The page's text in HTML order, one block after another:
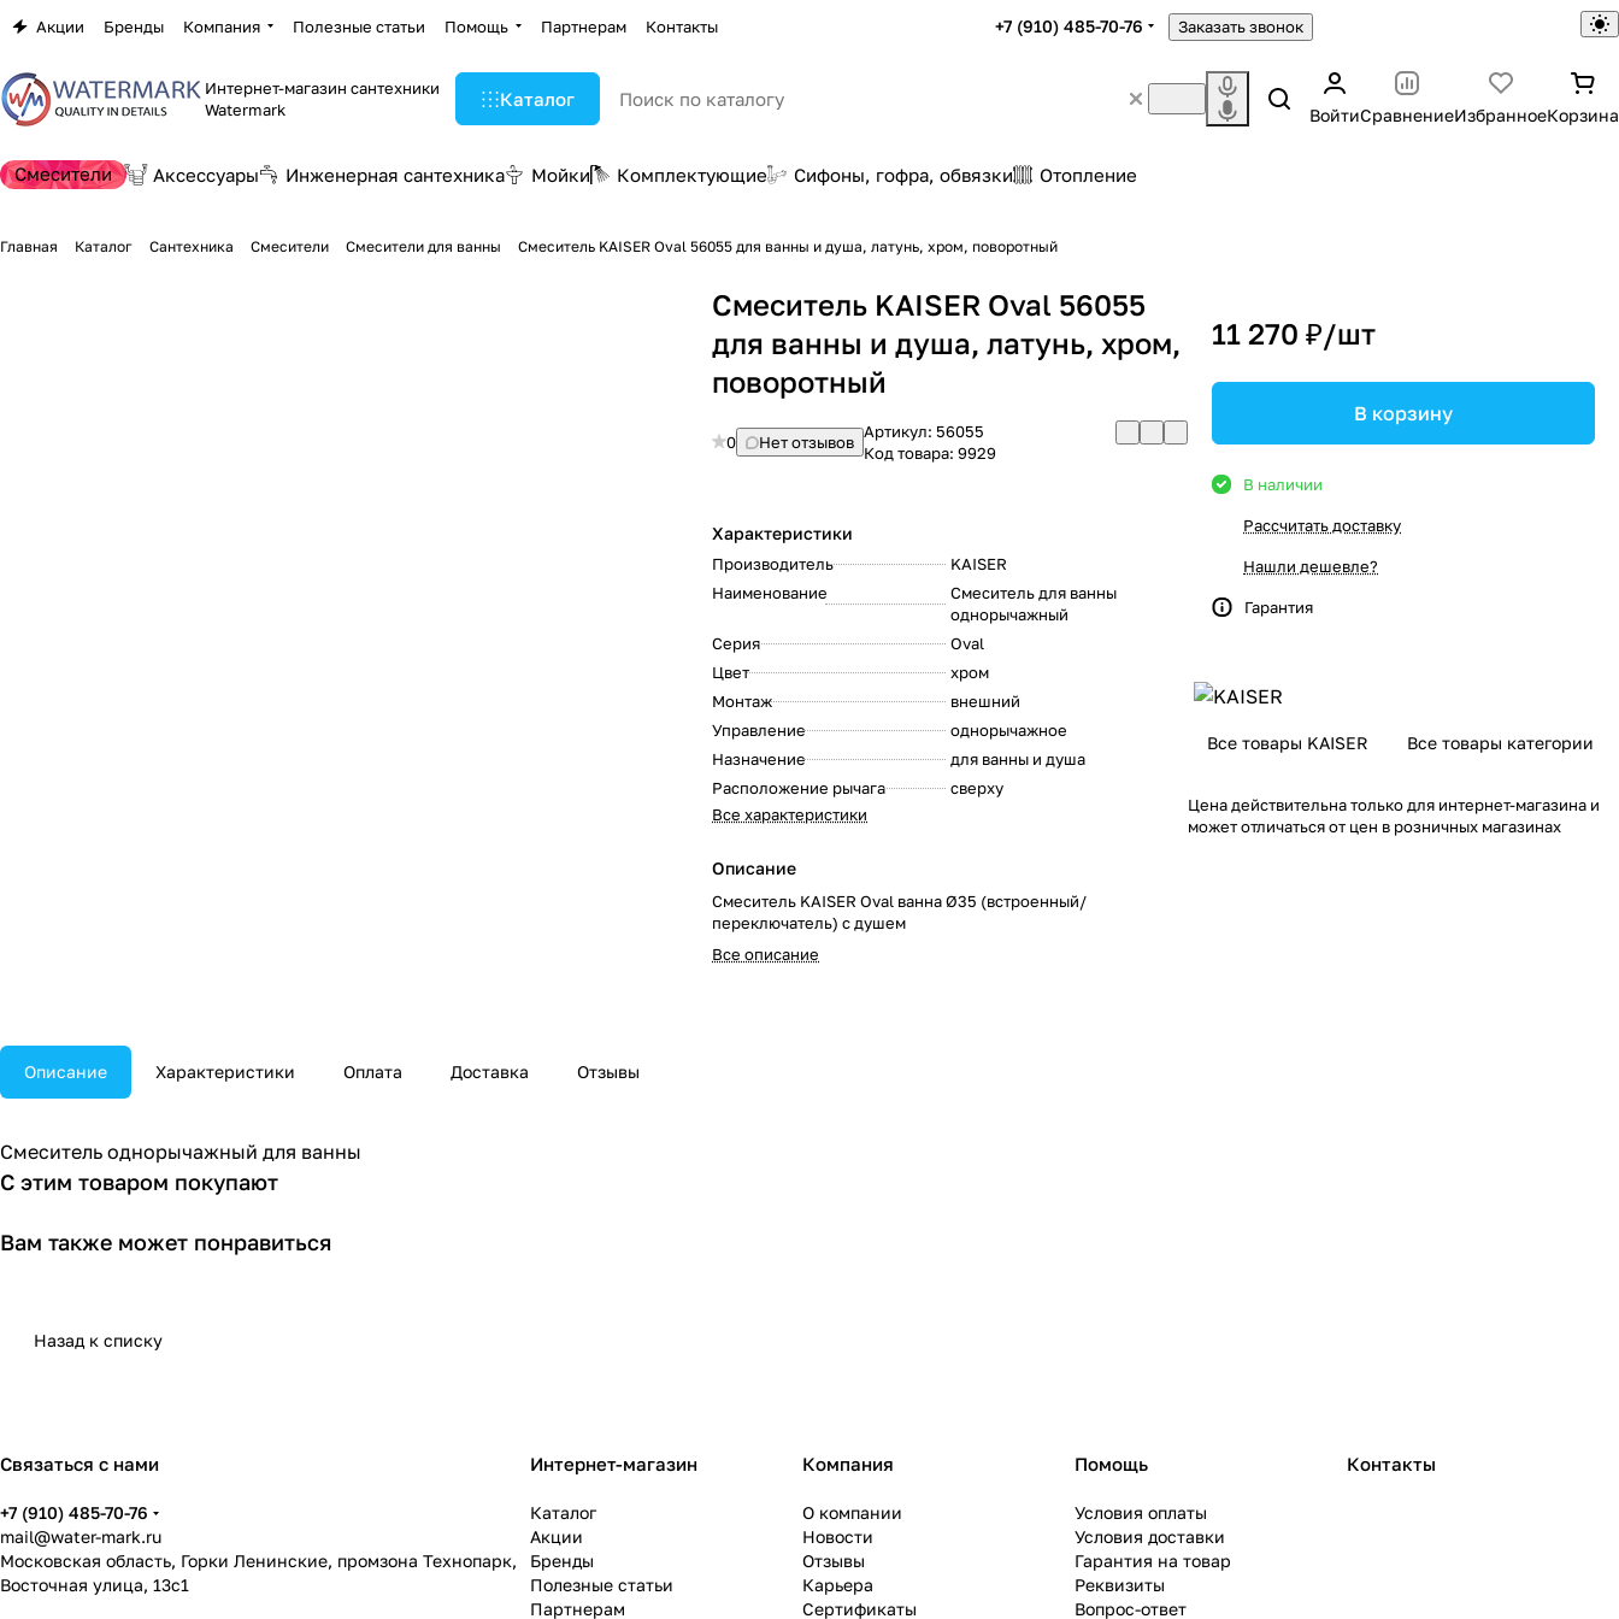
Акции Бренды Компания Полезные статьи Помощь Партнерам Контакты +7 (910) 485-70-76 Заказать звонок
Интернет-магазин сантехники
Watermark
Каталог
ВойтиСравнениеИзбранноеКорзина
Смесители Аксессуары Инженерная сантехника Мойки Комплектующие Сифоны, гофра, обвязки Отопление
Главная Каталог Сантехника Смесители Смесители для ванны Смеситель KAISER Oval 56055 для ванны и душа, латунь, хром, поворотный
Смеситель KAISER Oval 56055
для ванны и душа, латунь, хром,
поворотный
0 Нет отзывов
Артикул: 56055
Код товара:9929
Характеристики
Производитель
:
KAISER
Наименование
Смеситель для ванны
однорычажный
Серия
:
Oval
Цвет
хром
Монтаж
:
внешний
Управление
:
однорычажное
Назначение
:
для ванны и душа
Расположение рычага
:
сверху
Все характеристики
Описание
Смеситель KAISER Oval ванна Ø35 (встроенный/
переключатель) с душем
Все описание
11 270 ₽/шт
В корзину
В наличии
Рассчитать доставку
Нашли дешевле?
Гарантия
Все товары KAISER Все товары категории
Цена действительна только для интернет-магазина и
может отличаться от цен в розничных магазинах
Описание Характеристики Оплата Доставка Отзывы
Смеситель однорычажный для ванны
С этим товаром покупают
Вам также может понравиться
Назад к списку
Связаться с нами
+7 (910) 485-70-76
mail@water-mark.ru
Московская область, Горки Ленинские, промзона Технопарк,
Восточная улица, 13с1
Интернет-магазин
Каталог
Акции
Бренды
Полезные статьи
Партнерам
Компания
О компании
Новости
Отзывы
Карьера
Сертификаты
Помощь
Условия оплаты
Условия доставки
Гарантия на товар
Реквизиты
Вопрос-ответ
Контакты